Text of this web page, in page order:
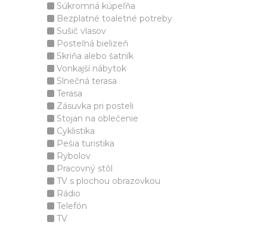
Súkromná kúpeľňa
Bezplatné toaletné potreby
Sušič vlasov
Posteľná bielizeň
Skriňa alebo šatník
Vonkajší nábytok
Slnečná terasa
Terasa
Zásuvka pri posteli
Stojan na oblečenie
Cyklistika
Pešia turistika
Rybolov
Pracovný stôl
TV s plochou obrazovkou
Rádio
Telefón
TV